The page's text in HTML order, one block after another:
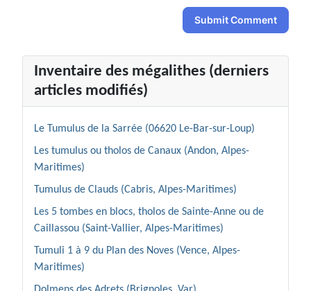
Submit Comment
Inventaire des mégalithes (derniers
articles modifiés)
Le Tumulus de la Sarrée (06620 Le-Bar-sur-Loup)
Les tumulus ou tholos de Canaux (Andon, Alpes-
Maritimes)
Tumulus de Clauds (Cabris, Alpes-Maritimes)
Les 5 tombes en blocs, tholos de Sainte-Anne ou de
Caillassou (Saint-Vallier, Alpes-Maritimes)
Tumuli 1 à 9 du Plan des Noves (Vence, Alpes-
Maritimes)